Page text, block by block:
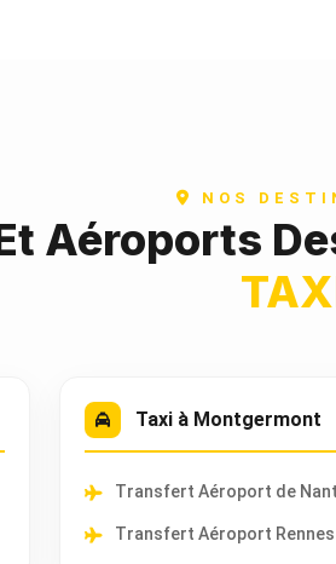
NOS
Aéroports
Taxi à Montgermont
Transfert Aéroport de
Transfert Aéroport